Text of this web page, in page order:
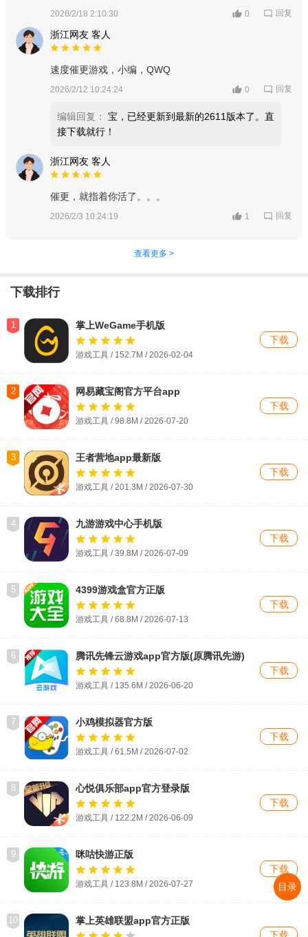
2026/2/18 2:10:30 0 回复
浙江网友 客人
速度催更游戏，小编，QWQ
2026/2/12 10:24:24 0 回复
编辑回复：
宝，已经更新到最新的2611版本了。直
接下载就行！
浙江网友 客人
催更，就指着你活了。。。
2026/2/3 10:24:19 1 回复
查看更多 >
下载排行
1 掌上WeGame手机版
游戏工具 / 152.7M / 2026-02-04
下载
2 网易藏宝阁官方平台app
游戏工具 / 98.8M / 2026-07-20
下载
3 王者营地app最新版
游戏工具 / 201.3M / 2026-07-30
下载
4 九游游戏中心手机版
游戏工具 / 39.8M / 2026-07-09
下载
5 4399游戏盒官方正版
游戏工具 / 68.8M / 2026-07-13
下载
6 腾讯先锋云游戏app官方版(原腾讯先游)
游戏工具 / 135.6M / 2026-06-20
下载
7 小鸡模拟器官方版
游戏工具 / 61.5M / 2026-07-02
下载
8 心悦俱乐部app官方登录版
游戏工具 / 122.2M / 2026-06-09
下载
9 咪咕快游正版
游戏工具 / 123.8M / 2026-07-27
下载
10
掌上英雄联盟app官方正版
目录